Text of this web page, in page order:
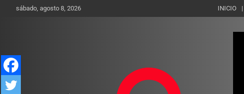
sábado, agosto 8, 2026 INICIO